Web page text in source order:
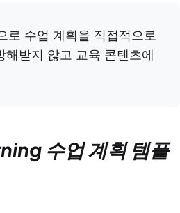
로 수업 계획을 직접적으로
받지 않고 교육 콘텐츠에
수업 계획 템플